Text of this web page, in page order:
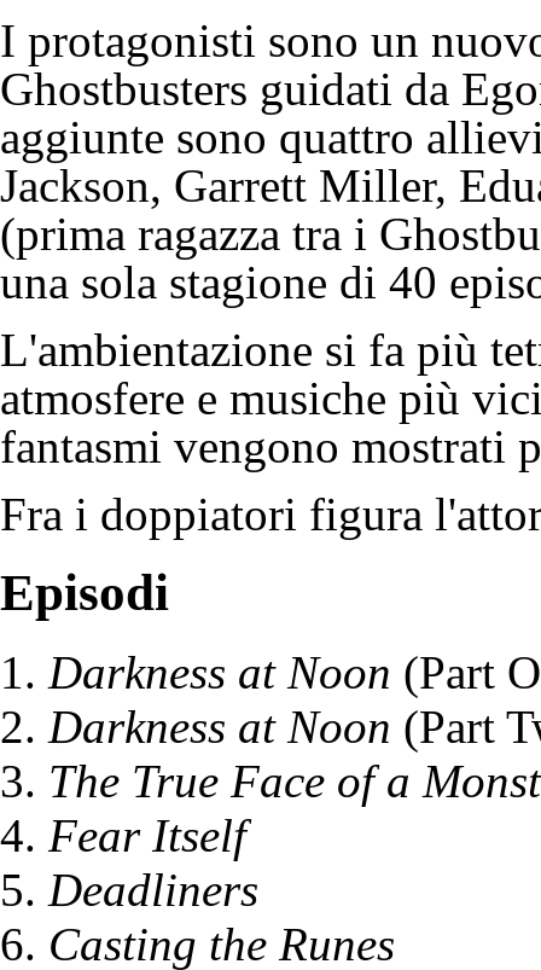
I protagonisti sono un
Ghostbusters guidati da
aggiunte sono quattro
Jackson, Garrett Miller,
(prima ragazza tra i
una sola stagione di 40
L'ambientazione si fa più
atmosfere e musiche più
fantasmi vengono mostrati
Fra i doppiatori figura
Episodi
Darkness at Noon (Part
Darkness at Noon (Part
The True Face of a
Fear Itself
Deadliners
Casting the Runes